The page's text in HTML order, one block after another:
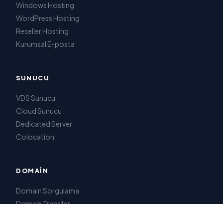
Windows Hosting
WordPress Hosting
Reseller Hosting
Kurumsal E-posta
SUNUCU
VDS Sunucu
Cloud Sunucu
Dedicated Server
Colocation
DOMAIN
Domain Sorgulama